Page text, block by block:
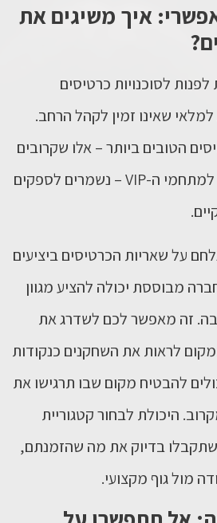
איך משיגים את
לסוכנויות כרטיסים
שאינו זמין לקהל הרחב.
הטובים ביותר – אלו שקרובים
לדשא, לתא הכבוד או למתחמי ה-VIP – נשמרים לספקים
על שאריות הכרטיסים ביציעים
מבוססת יכולה להציע מגוון
זה מאפשר לכם לשדרג את
לראות את השחקנים כנקודות
להבטיח מקום שבו תרגישו את
היכולת לבחור קטגוריית
שתקבלו בדיוק את מה שהזמנתם,
מול גוף מקצועי.